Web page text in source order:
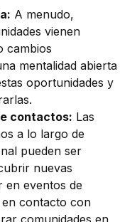
A menudo,
vienen
cambios
mentalidad abierta
oportunidades y
contactos: Las
a lo largo de
pueden ser
nuevas
en eventos de
contacto con
comunidades en